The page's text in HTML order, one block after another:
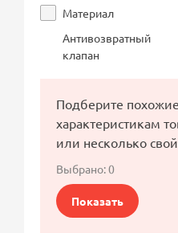
Материал
Антивозвратный
клапан
Подберите
характеристикам
или несколько
Выбрано:0
Показать